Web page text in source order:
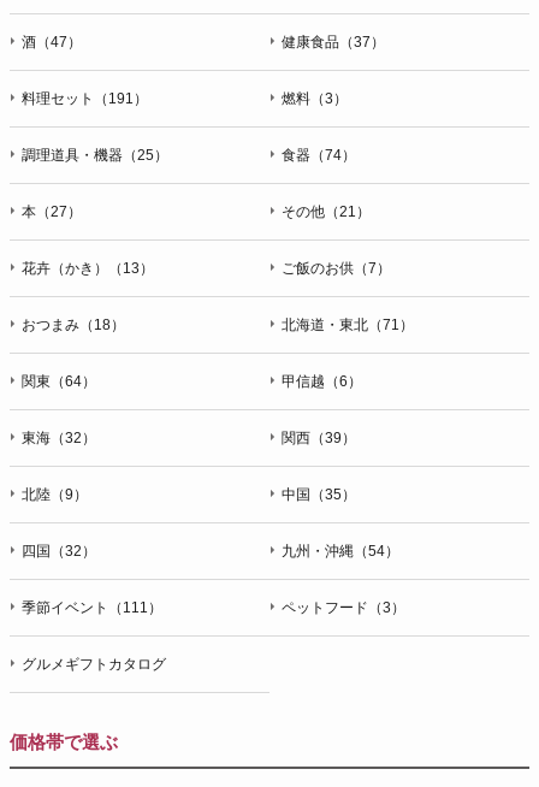
酒（47） 健康食品（37）
料理セット（191） 燃料（3）
調理道具・機器（25） 食器（74）
本（27） その他（21）
花卉（かき）（13） ご飯のお供（7）
おつまみ（18） 北海道・東北（71）
関東（64） 甲信越（6）
東海（32） 関西（39）
北陸（9） 中国（35）
四国（32） 九州・沖縄（54）
季節イベント（111） ペットフード（3）
グルメギフトカタログ
価格帯で選ぶ